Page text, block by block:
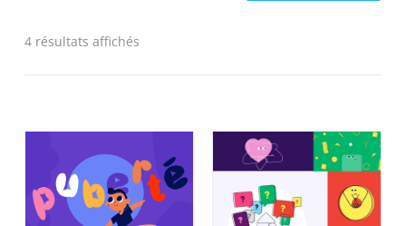
4 résultats affichés